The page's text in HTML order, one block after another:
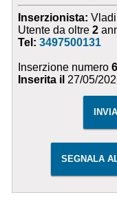
Inserzionista:
Utente da oltre2
Tel:3497500131
Inserzione numero
Inserita il 27/05/
SEGNALA